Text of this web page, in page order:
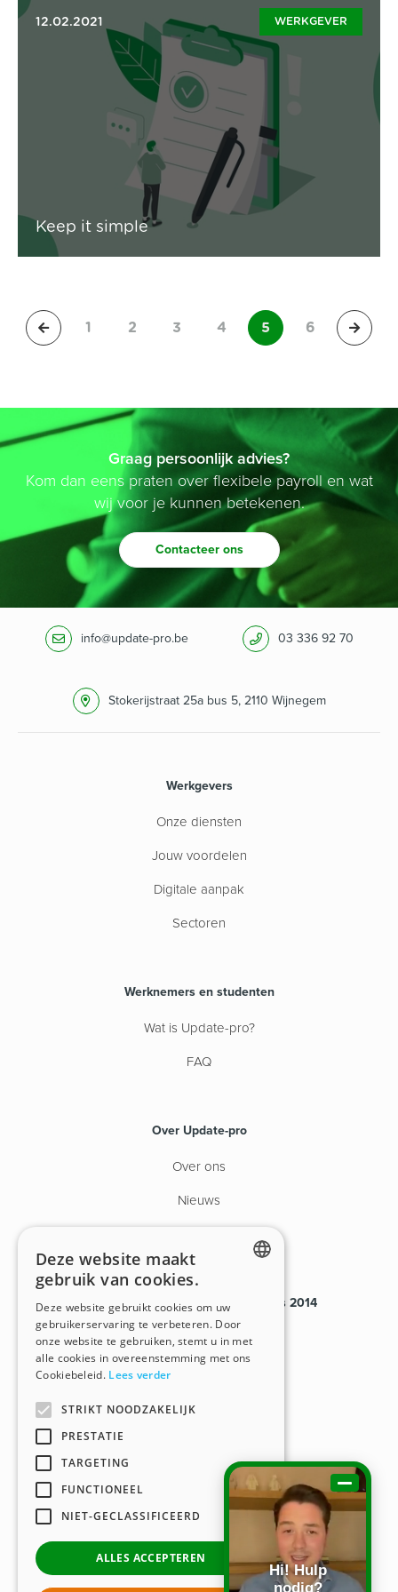
12.02.2021 WERKGEVER
Keep it simple
Werf je uitzendkracht aan in 1-2-3 In slechts drie
stappen een contract regelen voor een tijdelijke
medewerker, dat lijkt haast onmogelijk en toch is het
niet meer dan dat. Time is money, dus verspil zelf geen
tijd aan complexe administratie en paperassen, maar
besteed je payroll uit voor uitzendkrachten. Tel je mee
tot 3?
Lees artikel
1 2 3 4 5 6
Graag persoonlijk advies?
Kom dan eens praten over flexibele payroll en wat
wij voor je kunnen betekenen.
Contacteer ons
info@update-pro.be 03 336 92 70
Stokerijstraat 25a bus 5, 2110 Wijnegem
Werkgevers
Onze diensten
Jouw voordelen
Digitale aanpak
Sectoren
Werknemers en studenten
Wat is Update-pro?
FAQ
Over Update-pro
Over ons
Nieuws
Payroll van tijdelijk personeel sinds 2014
VG.2080/U
BHG.00609-406-20170901
BTW BE0450.903.114
This website is developed with the support of:
DUTCH
Deze website maakt
gebruik van cookies.
Deze website gebruikt cookies om uw
gebruikerservaring te verbeteren. Door
onze website te gebruiken, stemt u in met
alle cookies in overeenstemming met ons
Cookiebeleid. Lees verder
STRIKT NOODZAKELIJK
PRESTATIE
TARGETING
FUNCTIONEEL
NIET-GECLASSIFICEERD
ALLES ACCEPTEREN
Hi! Hulp
nodig?